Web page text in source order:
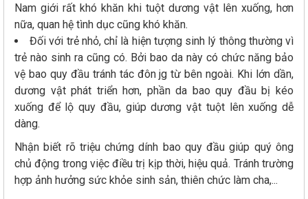
Nam giới rất khó khăn khi tuột dương vật lên xuống, hơn
nữa, quan hệ tình dục cũng khó khăn.
Đối với trẻ nhỏ, chỉ là hiện tượng sinh lý thông thường vì
trẻ nào sinh ra cũng có. Bởi bao da này có chức năng bảo
vệ bao quy đầu tránh tác đôn jg từ bên ngoài. Khi lớn dần,
dương vật phát triển hơn, phần da bao quy đầu bị kéo
xuống để lộ quy đầu, giúp dương vật tuột lên xuống dễ
dàng.
Nhận biết rõ triệu chứng dính bao quy đầu giúp quý ông
chủ động trong việc điều trị kịp thời, hiệu quả. Tránh trường
hợp ảnh hưởng sức khỏe sinh sản, thiên chức làm cha,...